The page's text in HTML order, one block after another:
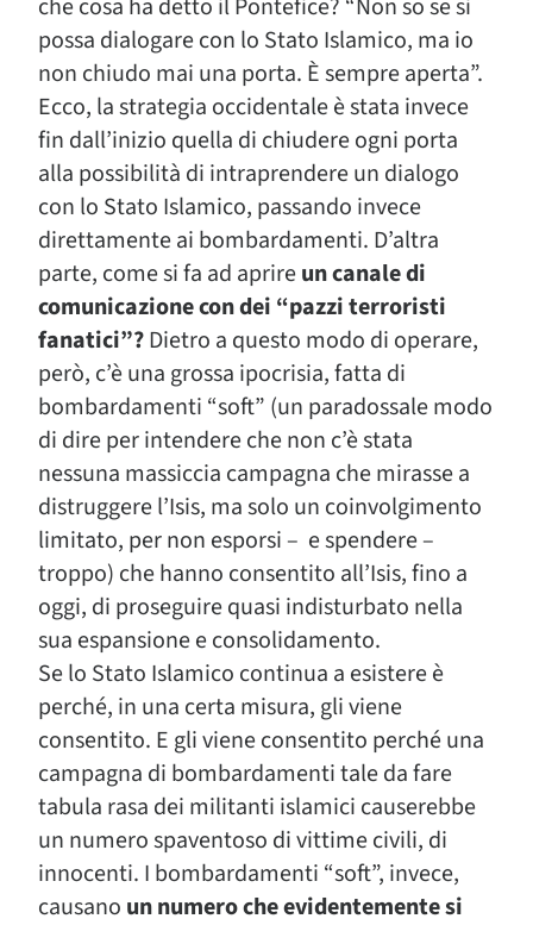
che cosa ha detto il Pontefice? “Non so se si
possa dialogare con lo Stato Islamico, ma io
non chiudo mai una porta. È sempre aperta”.
Ecco, la strategia occidentale è stata invece
fin dall’inizio quella di chiudere ogni porta
alla possibilità di intraprendere un dialogo
con lo Stato Islamico, passando invece
direttamente ai bombardamenti. D’altra
parte, come si fa ad aprireun canale di
comunicazione con dei “pazzi terroristi
fanatici”?Dietro a questo modo di operare,
però, c’è una grossa ipocrisia, fatta di
bombardamenti “soft” (un paradossale modo
di dire per intendere che non c’è stata
nessuna massiccia campagna che mirasse a
distruggere l’Isis, ma solo un coinvolgimento
limitato, per non esporsi – e spendere –
troppo) che hanno consentito all’Isis, fino a
oggi, di proseguire quasi indisturbato nella
sua espansione e consolidamento.
Se lo Stato Islamico continua a esistere è
perché, in una certa misura, gli viene
consentito. E gli viene consentito perché una
campagna di bombardamenti tale da fare
tabula rasa dei militanti islamici causerebbe
un numero spaventoso di vittime civili, di
innocenti. I bombardamenti “soft”, invece,
causano un numero che evidentemente si